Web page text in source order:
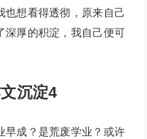
想看得透彻，原来自己
深厚的积淀，我自己便可
沉淀4
成？是荒废学业？或许